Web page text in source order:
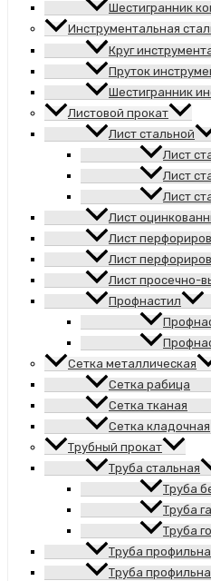
Шестигранник
Инструментальная
Круг
Пруток
Шестигранник
Листовой прокат
Лист стальной
Лист
Лист
Лист
Лист
Лист
Лист
Лист просечно-
Профнастил
Сетка металлическая
Сетка рабица
Сетка тканая
Сетка кладочная
Трубный прокат
Труба стальная
Труба
Труба
Труба
Труба
Труба